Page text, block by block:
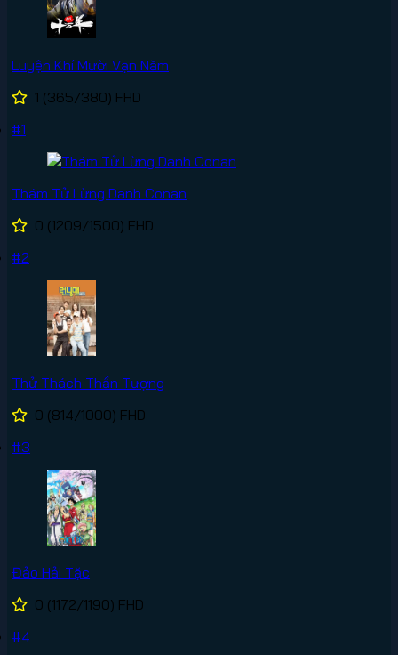
Luyện Khí Mười Vạn Năm
1 (365/380) FHD
#1
Thám Tử Lừng Danh Conan
0 (1209/1500) FHD
#2
Thử Thách Thần Tượng
0 (814/1000) FHD
#3
Đảo Hải Tặc
0 (1172/1190) FHD
#4